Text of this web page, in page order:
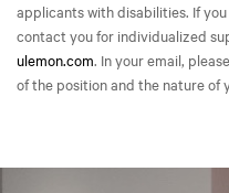
applicants with disabilities. If
contact you for individualized
ulemon.com. In your email,
of the position and the nature of